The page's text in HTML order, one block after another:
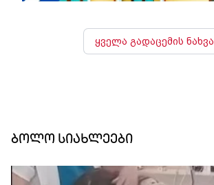
ყველა გადაცემის ნახვა
ბოლო სიახლეები